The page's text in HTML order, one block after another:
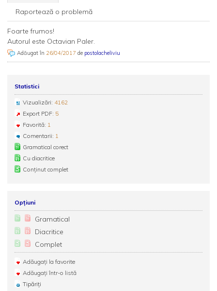
Raportează o problemă
Foarte frumos!
Autorul este Octavian Paler.
Adăugat în 26/04/2017 de postolacheliviu
Statistici
Vizualizări: 4162
Export PDF: 5
Favorită: 1
Comentarii: 1
Gramatical corect
Cu diacritice
Conținut complet
Opțiuni
Gramatical
Diacritice
Complet
Adăugați la favorite
Adăugați într-o listă
Tipăriți